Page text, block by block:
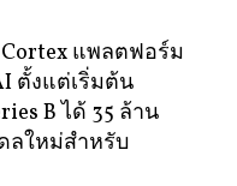
แพลตฟอร์ม
ตั้งแต่เริ่มต้น
B ได้ 35 ล้าน
ลใหม่สำหรับ